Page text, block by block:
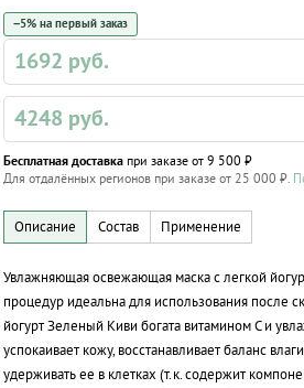
−5% на первый заказ
1692 руб.
4248 руб.
Бесплатная доставка при заказе от 9 500 ₽
Для отдалённых регионов при заказе от 25 000 ₽.
Увлажняющая освежающая маска с легкой
процедур идеальна для использования после
йогурт Зеленый Киви богата витамином С и
успокаивает кожу, восстанавливает баланс
удерживать ее в клетках (т.к. содержит